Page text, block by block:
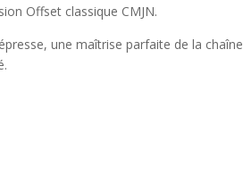
Offset classique CMJN.
une maîtrise parfaite de la